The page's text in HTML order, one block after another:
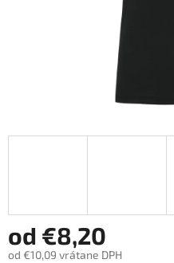
od €8,20
od €10,09 vrátane DPH